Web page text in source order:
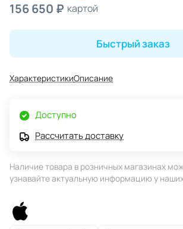
156 650 ₽ картой
Быстрый заказ
ХарактеристикиОписание
Доступно
Рассчитать доставку
Наличие товара в розничных магазинах
узнавайте актуальную информацию у